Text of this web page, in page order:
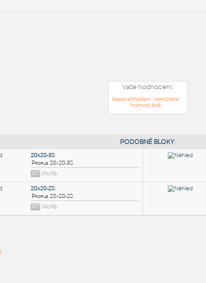
Vaše hodnocení:
Nejste přihlášeni - nemůžete
hodnotit blok